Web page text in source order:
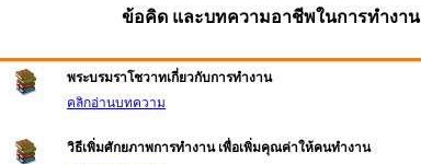
ข้อคิด และบทความอาชีพในการทำงาน
พระบรมราโชวาทเกี่ยวกับการทำงาน
คลิกอ่านบทความ
วิธีเพิ่มศักยภาพการทำงาน เพื่อเพิ่มคุณค่าให้คนทำงาน